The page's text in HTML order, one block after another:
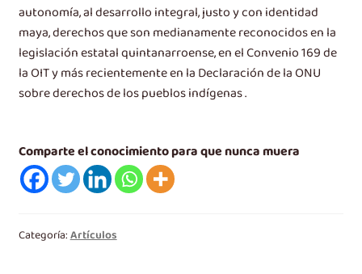
autonomía, al desarrollo integral, justo y con identidad
maya, derechos que son medianamente reconocidos en la
legislación estatal quintanarroense, en el Convenio 169 de
la OIT y más recientemente en la Declaración de la ONU
sobre derechos de los pueblos indígenas .
Comparte el conocimiento para que nunca muera
Categoría:Artículos